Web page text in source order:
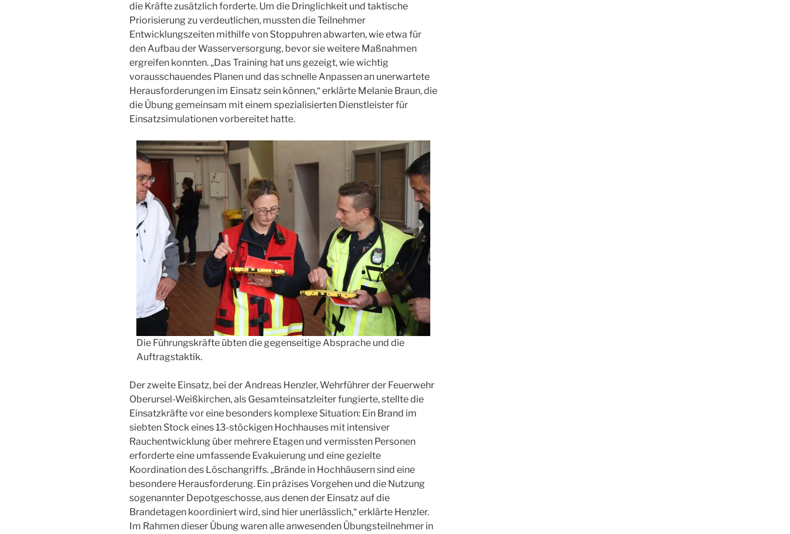
die Kräfte zusätzlich forderte. Um die Dringlichkeit und taktische
Priorisierung zu verdeutlichen, mussten die Teilnehmer
Entwicklungszeiten mithilfe von Stoppuhren abwarten, wie etwa für
den Aufbau der Wasserversorgung, bevor sie weitere Maßnahmen
ergreifen konnten. „Das Training hat uns gezeigt, wie wichtig
vorausschauendes Planen und das schnelle Anpassen an unerwartete
Herausforderungen im Einsatz sein können,“ erklärte Melanie Braun, die
die Übung gemeinsam mit einem spezialisierten Dienstleister für
Einsatzsimulationen vorbereitet hatte.
Die Führungskräfte übten die gegenseitige Absprache und die
Auftragstaktik.
Der zweite Einsatz, bei der Andreas Henzler, Wehrführer der Feuerwehr
Oberursel-Weißkirchen, als Gesamteinsatzleiter fungierte, stellte die
Einsatzkräfte vor eine besonders komplexe Situation: Ein Brand im
siebten Stock eines 13-stöckigen Hochhauses mit intensiver
Rauchentwicklung über mehrere Etagen und vermissten Personen
erforderte eine umfassende Evakuierung und eine gezielte
Koordination des Löschangriffs. „Brände in Hochhäusern sind eine
besondere Herausforderung. Ein präzises Vorgehen und die Nutzung
sogenannter Depotgeschosse, aus denen der Einsatz auf die
Brandetagen koordiniert wird, sind hier unerlässlich,“ erklärte Henzler.
Im Rahmen dieser Übung waren alle anwesenden Übungsteilnehmer in